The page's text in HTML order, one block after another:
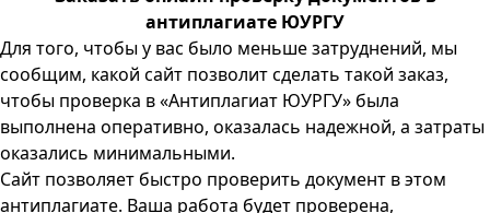
антиплагиате ЮУРГУ
Для того, чтобы у вас было меньше затруднений, мы
сообщим, какой сайт позволит сделать такой заказ,
чтобы проверка в «Антиплагиат ЮУРГУ» была
выполнена оперативно, оказалась надежной, а затраты
оказались минимальными.
Сайт позволяет быстро проверить документ в этом
антиплагиате. Ваша работа будет проверена,